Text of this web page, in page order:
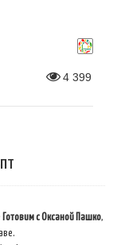
4 399
Готовим с Оксаной Пашко,